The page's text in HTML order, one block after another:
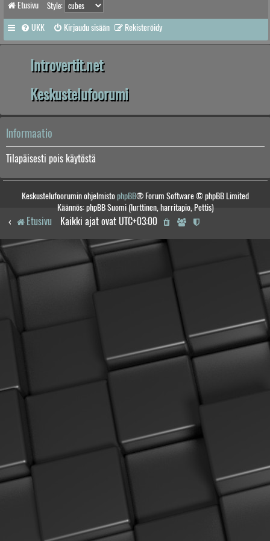
Etusivu Style:
UKK Kirjaudu sisään Rekisteröidy
Introvertit.net
Keskustelufoorumi
Informaatio
Tilapäisesti pois käytöstä
Keskustelufoorumin ohjelmistophpBB® Forum Software © phpBB Limited
Käännös: phpBB Suomi (lurttinen, harritapio, Pettis)
Etusivu Kaikki ajat ovat UTC+03:00